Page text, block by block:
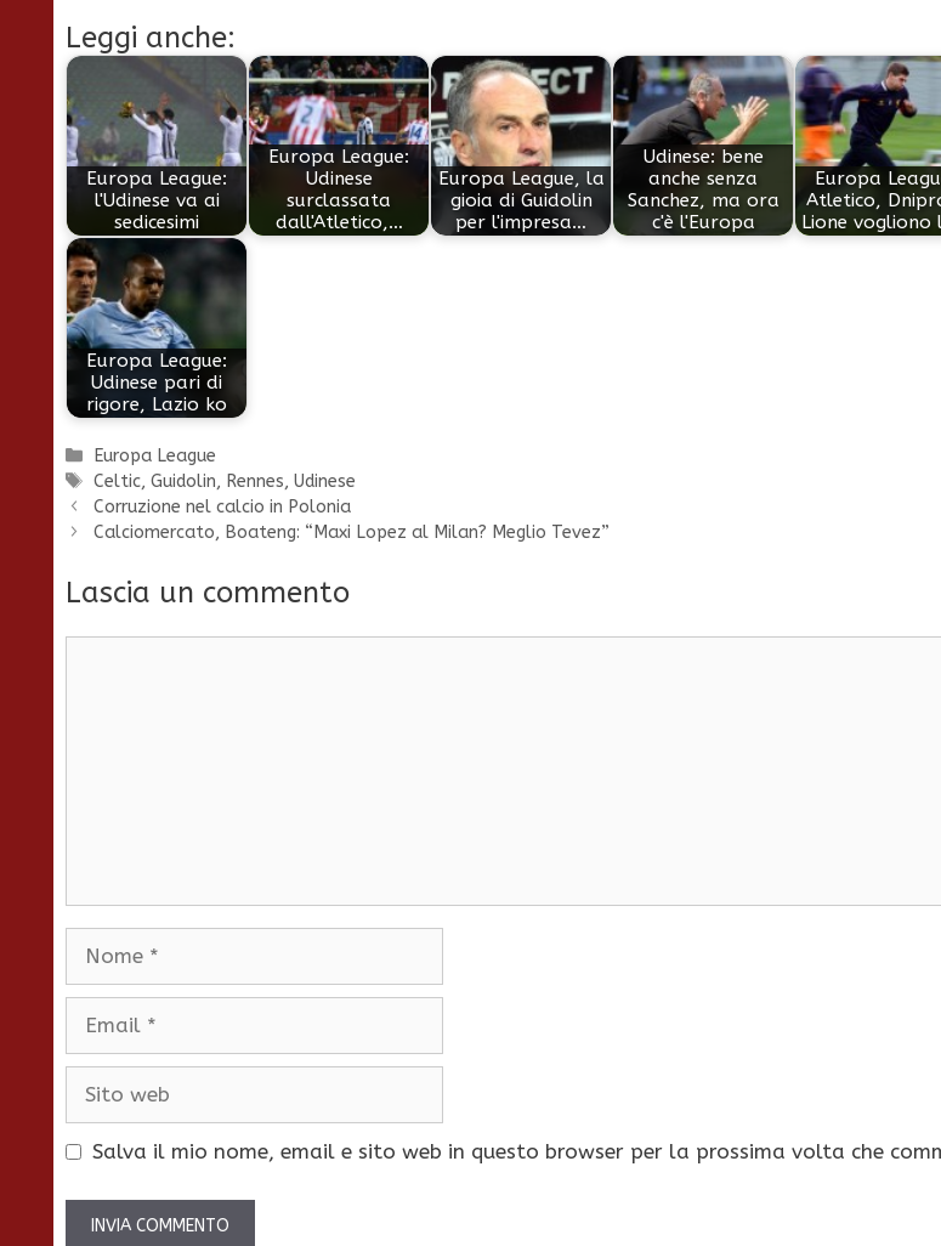
Leggi anche:
Europa League:
l'Udinese va ai
sedicesimi
Europa League:
Udinese
surclassata
dall'Atletico,…
Europa League, la
gioia di Guidolin
per l'impresa…
Udinese: bene
anche senza
Sanchez, ma ora
c'è l'Europa
Europa
Atletico,
Lione vogliono
Europa League:
Udinese pari di
rigore, Lazio ko
Categorie
Europa League
Tag
Celtic,Guidolin, Rennes,Udinese
Corruzione nel calcio in Polonia
Calciomercato, Boateng: “Maxi Lopez al Milan? Meglio Tevez”
Lascia un commento
Nome
Email
Sito
Salva il mio nome, email e sito web in questo browser per la prossima volta che